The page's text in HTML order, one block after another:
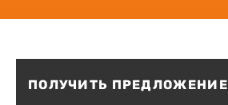
ПОЛУЧИТЬ ПРЕДЛОЖЕНИЕ